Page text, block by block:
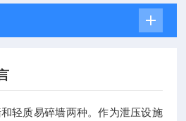
轻质易碎墙两种。作为泄压设施